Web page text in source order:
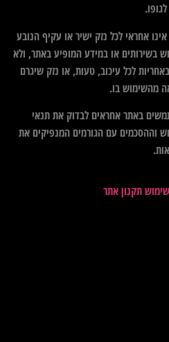
אחראי לכל נזק ישיר או עקיף הנובע
בשירותים או במידע המופיע באתר, ולא
לכל עיכוב, טעות, או נזק שיגרם
מהשימוש בו.
באתר אחראים לבדוק את תנאי
וההסכמים עם הגורמים המנפיקים את
תקנון אתר